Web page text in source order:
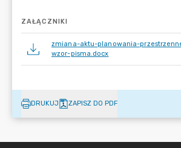
ZAŁĄCZNIKI
zmiana-aktu-planowania-
wzor-pisma.docx
DRUKUJ ZAPISZ DO PDF